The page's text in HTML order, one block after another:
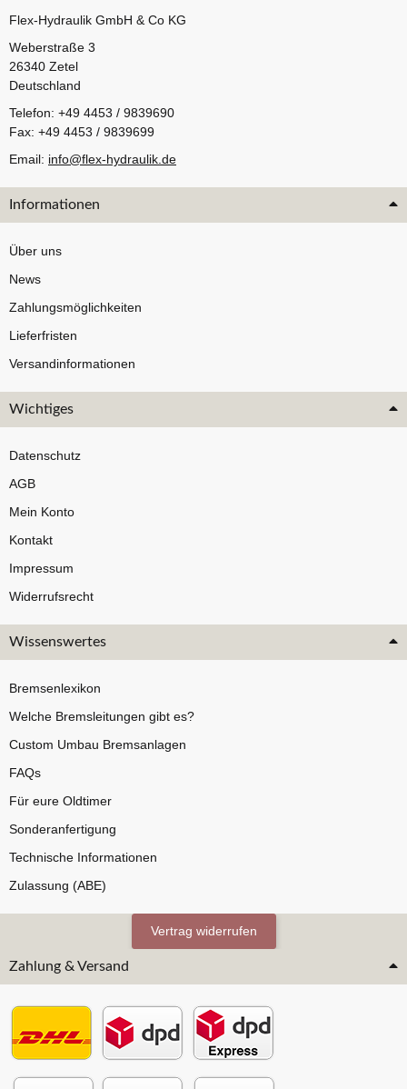
Flex-Hydraulik GmbH & Co KG
Weberstraße 3
26340 Zetel
Deutschland
Telefon: +49 4453 / 9839690
Fax: +49 4453 / 9839699
Email: info@flex-hydraulik.de
Informationen
Über uns
News
Zahlungsmöglichkeiten
Lieferfristen
Versandinformationen
Wichtiges
Datenschutz
AGB
Mein Konto
Kontakt
Impressum
Widerrufsrecht
Wissenswertes
Bremsenlexikon
Welche Bremsleitungen gibt es?
Custom Umbau Bremsanlagen
FAQs
Für eure Oldtimer
Sonderanfertigung
Technische Informationen
Zulassung (ABE)
Vertrag widerrufen
Zahlung & Versand